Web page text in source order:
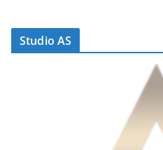
Studio AS